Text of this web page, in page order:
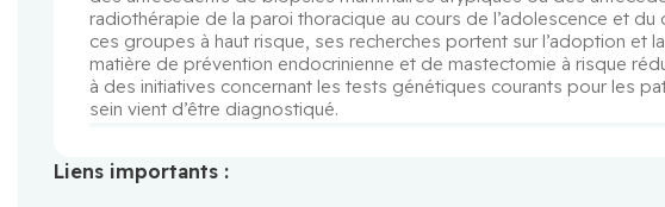
radiothérapie de la paroi thoracique au cours de l’adolescence et du
ces groupes à haut risque, ses recherches portent sur l’adoption et
matière de prévention endocrinienne et de mastectomie à risque
à des initiatives concernant les tests génétiques courants pour les
sein vient d’être diagnostiqué.
Liens importants :